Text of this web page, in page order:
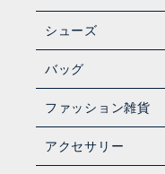
シューズ
バッグ
ファッション雑貨
アクセサリー